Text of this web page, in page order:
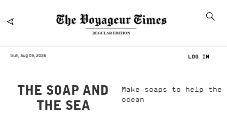
Sun, Aug 09, 2026 LOG IN
THE SOAP AND
THE SEA
Make soaps to help the
ocean